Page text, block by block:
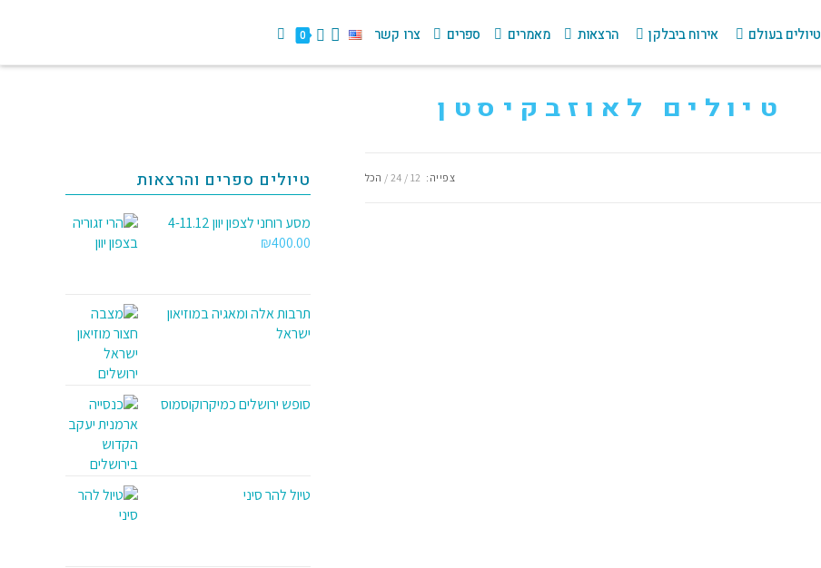
טיולים בעולם אירוח ביבלקן הרצאות מאמרים ספרים צרו קשר 0
טיולים לאוזבקיסטן
צפייה: 12
24 הכל טיולים ספרים והרצאות
מסע רוחני לצפון יוון 4-11.12
₪400.00
תרבות אלה ומאגיה במוזיאון
ישראל
סופש ירושלים כמיקרוקוסמוס
טיול להר סיני